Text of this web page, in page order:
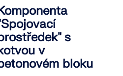
s
v
bloku